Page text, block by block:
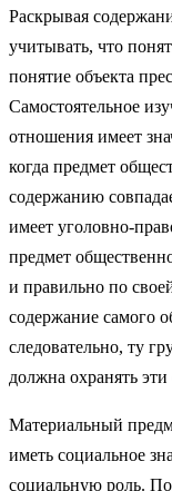
Раскрывая
учитывать, что
понятие объекта
Самостоятельное
отношения имеет
когда предмет
содержанию
имеет уголовно-
предмет
и правильно по
содержание самого
следовательно, ту
должна охранять
Материальный
иметь социальное
социальную роль.